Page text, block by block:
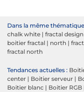
Dans la même
chalk white | fractal
boitier fractal | north |
fractal north
Tendances actuelles :
center | Boitier serveur |
Boitier blanc | Boitier RGB